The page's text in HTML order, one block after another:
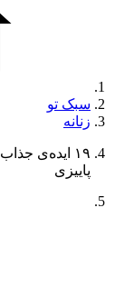
سبک تو
زنانه
۱۹ ایده‌ی
پاییزی